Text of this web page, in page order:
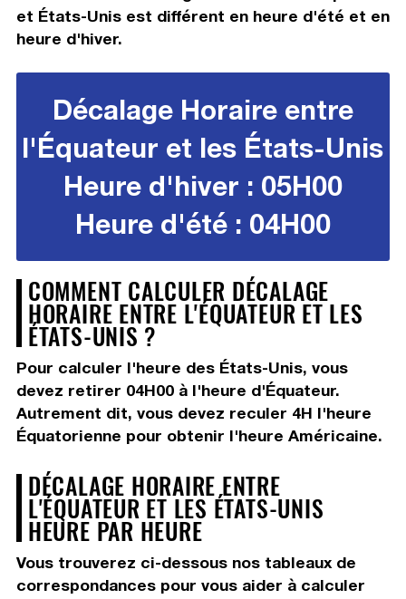
et États-Unis est différent en heure d'été et en
heure d'hiver.
Décalage Horaire entre
l'Équateur et les États-Unis
Heure d'hiver : 05H00
Heure d'été : 04H00
COMMENT CALCULER DÉCALAGE
HORAIRE ENTRE L'ÉQUATEUR ET LES
ÉTATS-UNIS ?
Pour calculer l'heure des États-Unis, vous
devez retirer 04H00à l'heure d'Équateur.
Autrement dit, vous devez reculer 4H l'heure
Équatorienne pour obtenir l'heure Américaine.
DÉCALAGE HORAIRE ENTRE
L'ÉQUATEUR ET LES ÉTATS-UNIS
HEURE PAR HEURE
Vous trouverez ci-dessous nos tableaux de
correspondances pour vous aider à calculer